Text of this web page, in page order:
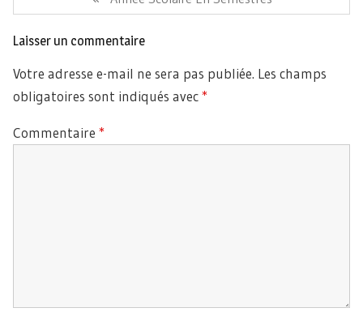
Suivant:
Laisser un commentaire
Votre adresse e-mail ne sera pas publiée. Les champs
obligatoires sont indiqués avec*
Commentaire *